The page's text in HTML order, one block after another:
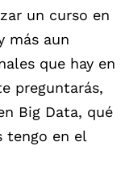
un curso en
más aun
que hay en
preguntarás,
Big Data, qué
tengo en el